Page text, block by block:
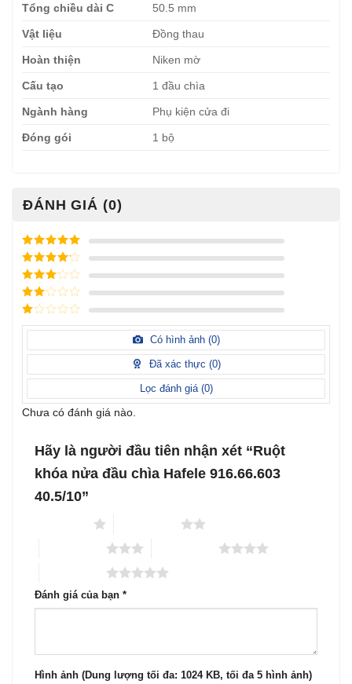
Tổng chiều dài C 50.5 mm
Vật liệu Đồng thau
Hoàn thiện Niken mờ
Cấu tạo 1 đầu chìa
Ngành hàng Phụ kiện cửa đi
Đóng gói 1 bộ
ĐÁNH GIÁ (0)
Được xếp
hạng
5
5
sao
Được xếp
hạng
4
5
sao
Được
xếp
hạng3
5 sao
Được
hạng
sao
Được
hạng
sao
Có hình ảnh (0)
Đã xác thực (0)
Lọc đánh giá (0)
Chưa có đánh giá nào.
Hãy là người đầu tiên nhận xét “Ruột
khóa nửa đầu chìa Hafele 916.66.603
40.5/10”
Đánh giá của bạn *
Hình ảnh (Dung lượng tối đa: 1024 KB, tối đa 5 hình ảnh)